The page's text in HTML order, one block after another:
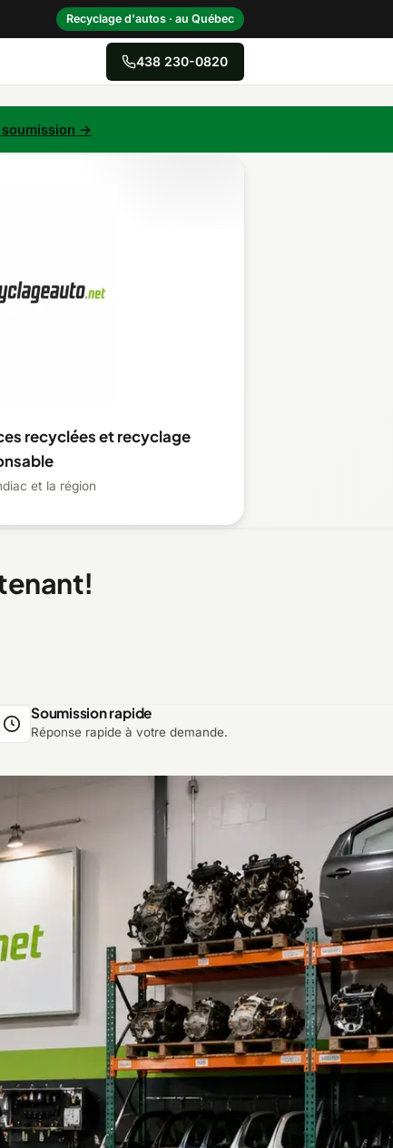
Recyclage d'autos · au Québec
Mauricie
438 230-0820
soumission →
recyclées et recyclage
et la région
Soumission rapide
Réponse rapide à votre demande.